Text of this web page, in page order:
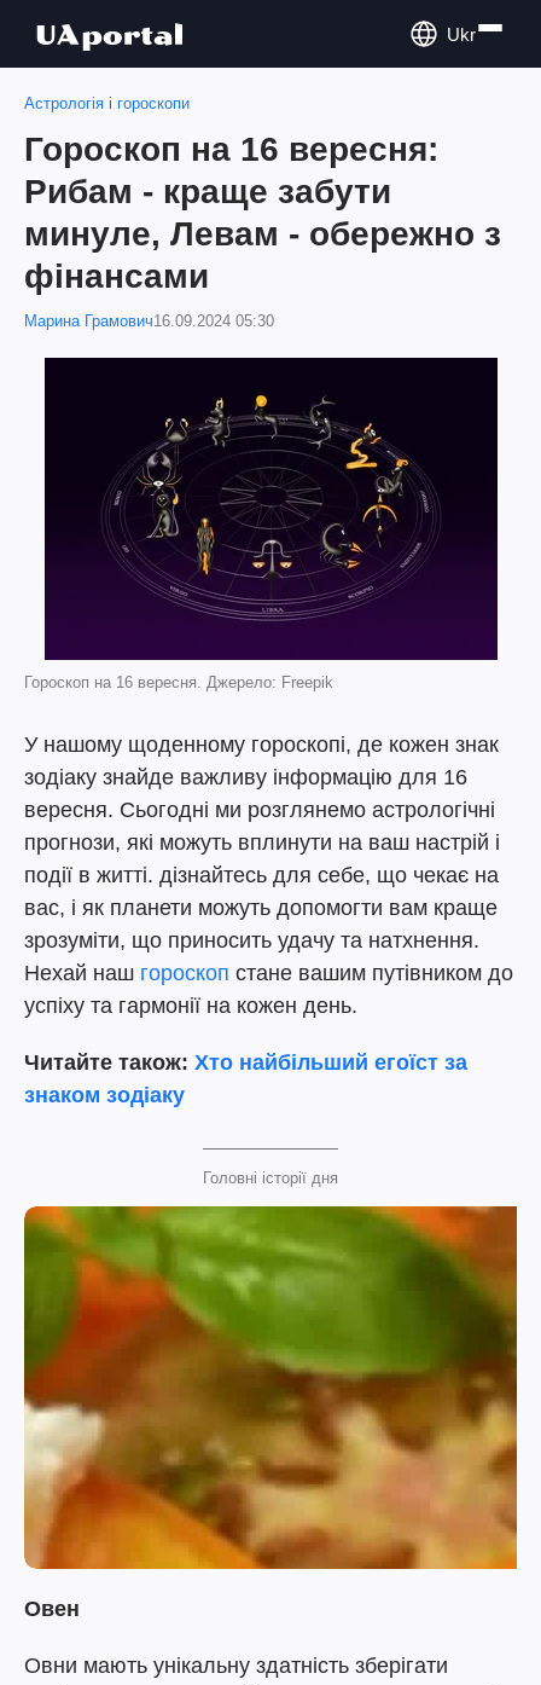
Ukr
Астрологія і гороскопи
Гороскоп на 16 вересня:
Рибам - краще забути
минуле, Левам - обережно з
фінансами
Марина Грамович16.09.2024 05:30
Гороскоп на 16 вересня. Джерело: Freepik
У нашому щоденному гороскопі, де кожен знак
зодіаку знайде важливу інформацію для 16
вересня. Сьогодні ми розглянемо астрологічні
прогнози, які можуть вплинути на ваш настрій і
події в житті. дізнайтесь для себе, що чекає на
вас, і як планети можуть допомогти вам краще
зрозуміти, що приносить удачу та натхнення.
Нехай наш гороскоп стане вашим путівником до
успіху та гармонії на кожен день.
Читайте також: Хто найбільший егоїст за
знаком зодіаку
Головні історії дня
Овен
Овни мають унікальну здатність зберігати